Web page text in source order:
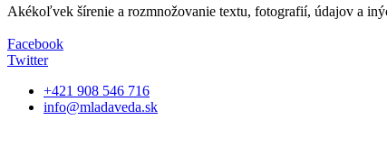
Akékoľvek šírenie a rozmnožovanie textu, fotografií, údajov a
Facebook
Twitter
+421 908 546 716
info@mladaveda.sk